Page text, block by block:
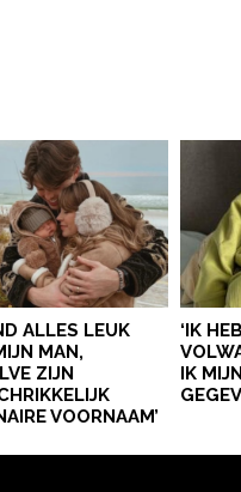
ALLES LEUK
MAN,
ZIJN
VOORNAAM’
‘IK
IK